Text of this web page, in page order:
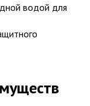
водой для